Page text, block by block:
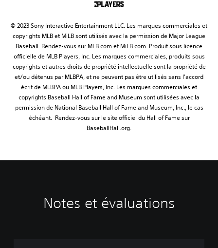
© 2023 Sony Interactive Entertainment LLC. Les marques commerciales et
copyrights MLB et MiLB sont utilisés avec la permission de Major League
Baseball. Rendez-vous sur MLB.com et MiLB.com. Produit sous licence
officielle de MLB Players, Inc. Les marques commerciales, produits sous
copyrights et autres droits de propriété intellectuelle sont la propriété de
et/ou détenus par MLBPA, et ne peuvent pas être utilisés sans l'accord
écrit de MLBPA ou MLB Players, Inc. Les marques commerciales et
copyrights Baseball Hall of Fame and Museum sont utilisées avec la
permission de National Baseball Hall of Fame and Museum, Inc., le cas
échéant. Rendez-vous sur le site officiel du Hall of Fame sur
BaseballHall.org.
Notes et évaluations